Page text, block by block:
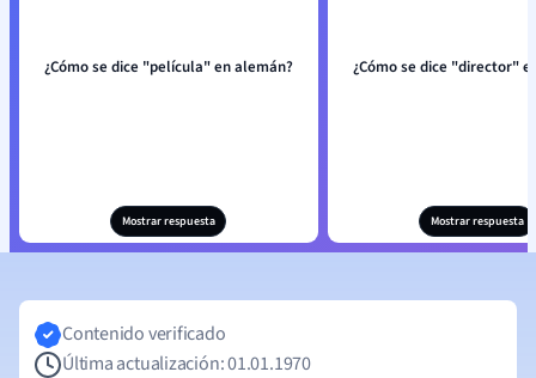
¿Cómo se dice "película" en alemán?
Mostrar respuesta
¿Cómo se dice "director"
Mostrar respuesta
Contenido verificado
Última actualización: 01.01.1970